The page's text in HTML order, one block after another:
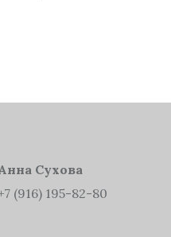
Сухова
(916) 195-82-80